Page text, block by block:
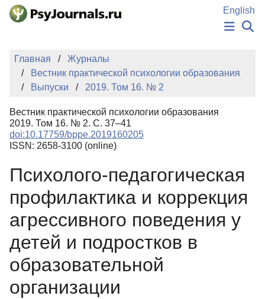
Перейти к основному содержанию
English
НОВОСТИ
ИЗДАНИЯ
АВТОРЫ
БАЗА ЗНАНИЙ
КЛЮЧЕВЫЕ СЛОВА
Регистрация
Главная
Журналы
Вестник практической психологии образования
Выпуски
2019. Том 16. № 2
Вестник практической психологии образования
2019. Том 16. № 2. С. 37–41
doi:10.17759/bppe.2019160205
ISSN: 2658-3100 (online)
Психолого-педагогическая
профилактика и коррекция
агрессивного поведения у
детей и подростков в
образовательной
организации